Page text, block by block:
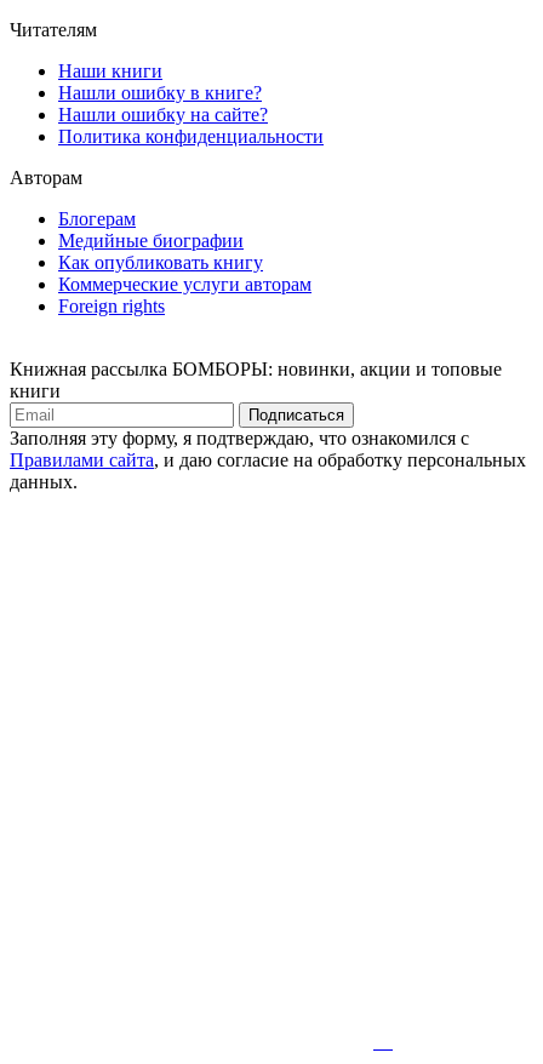
Читателям
Наши книги
Нашли ошибку в книге?
Нашли ошибку на сайте?
Политика конфиденциальности
Авторам
Блогерам
Медийные биографии
Как опубликовать книгу
Коммерческие услуги авторам
Foreign rights
Книжная рассылка БОМБОРЫ: новинки, акции и топовые
книги
Подписаться
Заполняя эту форму, я подтверждаю, что ознакомился с
Правилами сайта, и даю согласие на обработку персональных
данных.